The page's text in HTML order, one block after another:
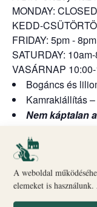
A weboldal
elemeket is
MONDAY: CLOSED
KEDD-
FRIDAY: 5pm - 8pm
SATURDAY:
VASÁRNAP
Bogáncs és
Kamrakiállítás
Nem káptalan
István dénár
A kanonoki ház
Szeretettel várunk